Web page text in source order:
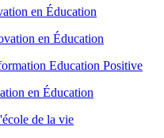
en Éducation
en Éducation
Education Positive
en Éducation
de la vie